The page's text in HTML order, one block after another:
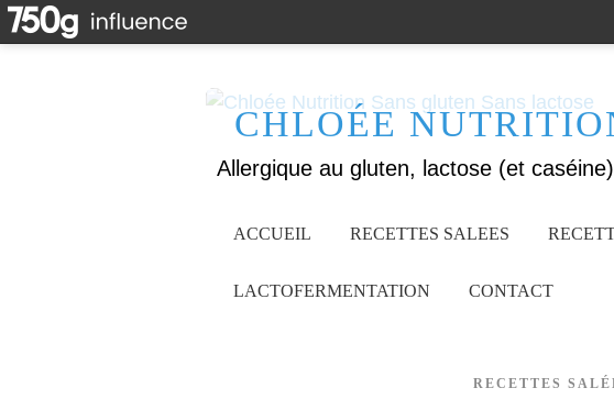
CHLOÉE
ACCUEIL RECETTES SALEES
LACTOFERMENTATION CONTACT
RECETTES